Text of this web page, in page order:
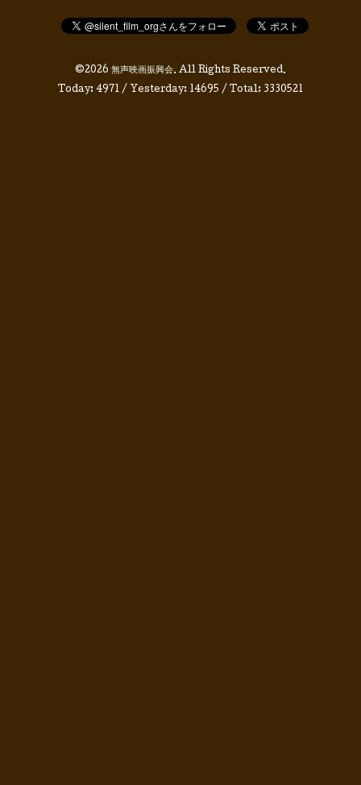
©2026 無声映画振興会. All Rights Reserved.
Today: 4971 / Yesterday: 14695 / Total: 3330521